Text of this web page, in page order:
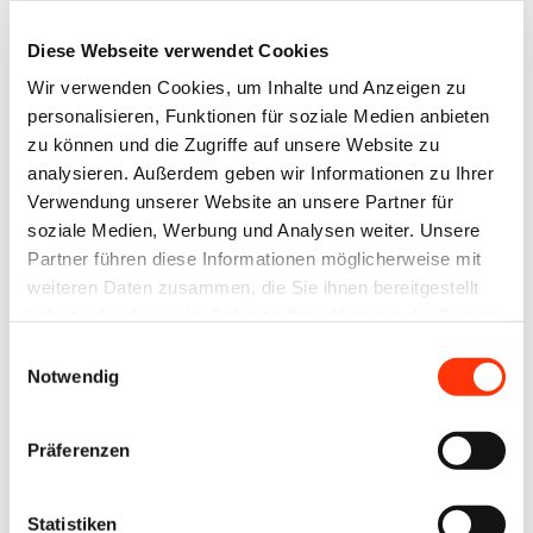
Diese Webseite verwendet Cookies
Wir verwenden Cookies, um Inhalte und Anzeigen zu
personalisieren, Funktionen für soziale Medien anbieten
zu können und die Zugriffe auf unsere Website zu
analysieren. Außerdem geben wir Informationen zu Ihrer
Verwendung unserer Website an unsere Partner für
soziale Medien, Werbung und Analysen weiter. Unsere
Partner führen diese Informationen möglicherweise mit
weiteren Daten zusammen, die Sie ihnen bereitgestellt
Notwendig
Präferenzen
Statistiken
Benutzernamen oder Ihre E-
Mail-Adresse ein.
Anweisungen zum
Zurücksetzen Ihres
Passworts werden Ihnen
umgehend per E-Mail
zugesandt.